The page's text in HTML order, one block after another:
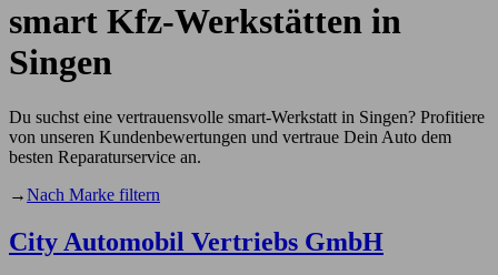
smart Kfz-Werkstätten in
Singen
Du suchst eine vertrauensvolle smart-Werkstatt in Singen? Profitiere
von unseren Kundenbewertungen und vertraue Dein Auto dem
besten Reparaturservice an.
→Nach Marke filtern
City Automobil Vertriebs GmbH